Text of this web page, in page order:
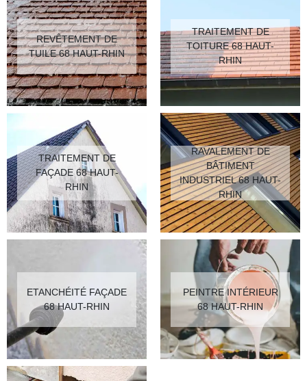
REVÊTEMENT DE
TUILE 68 HAUT-RHIN
TRAITEMENT DE
TOITURE 68 HAUT-
RHIN
TRAITEMENT DE
FAÇADE 68 HAUT-
RHIN
RAVALEMENT DE
BÂTIMENT
INDUSTRIEL 68 HAUT-
RHIN
ETANCHÉITÉ FAÇADE
68 HAUT-RHIN
PEINTRE INTÉRIEUR
68 HAUT-RHIN